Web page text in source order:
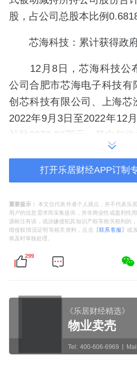
股，占公司总股本比例
芯海科技：累计获得政府
12月8日，芯海科技公
公司合肥市芯海电子科技有
创芯科技有限公司、上海芯
2022年9月3日至2022年12
补助2072.93万元，其中与
为1062.81万元，与资产
1010.12万元。
股份
12月8日，招商港口公告
12月8日通过上海证券交易
别受让
招商证券
资产管理有
企业和深圳市招平协进投资
通控股股份有限公司1.74亿
股总股本的4.12%，合计受
本次权益变动后，公司持有
打开乐居财经APP订制
重要提示： 本文仅代表作者个人观点，并不代表乐
用户的信息需求而采集提供，并非商业性或盈利性
源标注有误，或涉嫌侵犯其知识产权等相关权利的
细侵权情况证明等相关资料，点击【联系客服 】或
将及时审核处理。
299
《乐居财经精选》
物业卖壳
Tel: 400-606-6969